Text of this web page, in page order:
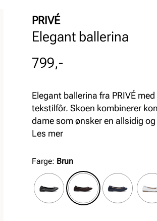
PRIVÉ
Elegant ballerina
Pris
799,-
Elegant ballerina fra PRIVÉ
tekstilfôr. Skoen kombinerer
dame som ønsker en allsidig
hverdagsbruk.
Les mer
Farge: Brun